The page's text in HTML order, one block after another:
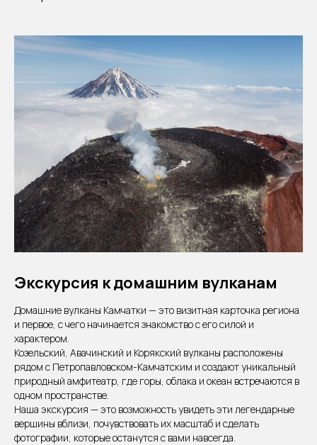
Экскурсия к домашним вулканам
Домашние вулканы Камчатки — это визитная карточка региона
и первое, с чего начинается знакомство с его силой и
характером.
Козельский, Авачинский и Корякский вулканы расположены
рядом с Петропавловском-Камчатским и создают уникальный
природный амфитеатр, где горы, облака и океан встречаются в
одном пространстве.
Наша экскурсия — это возможность увидеть эти легендарные
вершины вблизи, почувствовать их масштаб и сделать
фотографии, которые останутся с вами навсегда.